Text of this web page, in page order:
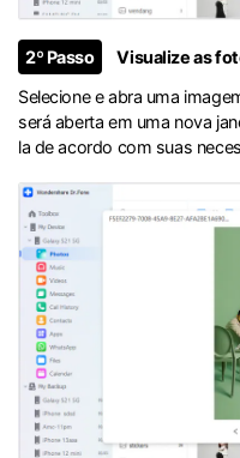
2º Passo
Visualize as
Selecione e abra uma
será aberta em uma nova
la de acordo com suas